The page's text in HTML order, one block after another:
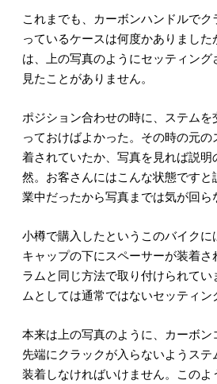
これまでも、カーボンハンドルで
っているケースは何度かありまし
は、上の写真のようにセッティン
見たことがありません。
ポジション合わせの時に、ステム
っておけばよかった。その時の元
着されていたか、写真を見れば説明
然。お客さんにはこんな状態です
業中だったから写真までは気が回ら
小樽で購入したというこのバイク
キャップの下にスペーサーが装着さ
ラムと同じ方法で取り付けられて
ムとしては通常ではないセッティン
本来は上の写真のように、カーボ
先端にクラックが入らないようス
装着しなければいけません。このよ